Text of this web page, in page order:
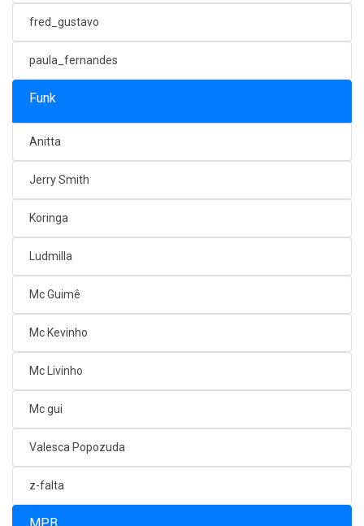
fred_gustavo
paula_fernandes
Funk
Anitta
Jerry Smith
Koringa
Ludmilla
Mc Guimê
Mc Kevinho
Mc Livinho
Mc gui
Valesca Popozuda
z-falta
MPB